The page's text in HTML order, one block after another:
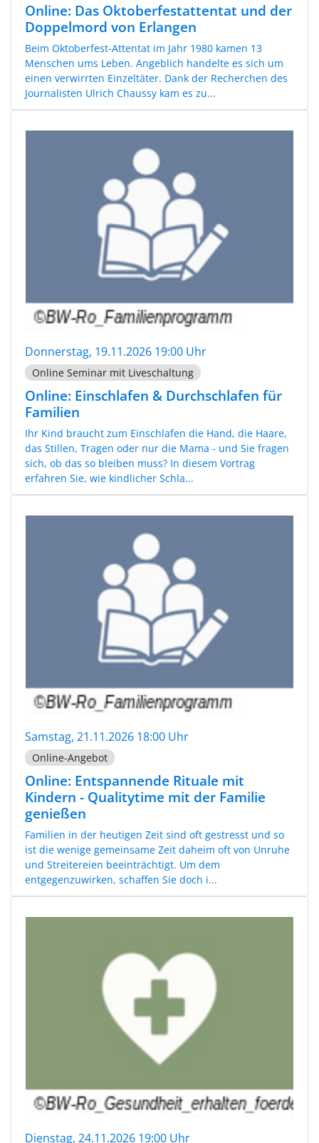
Online: Das Oktoberfestattentat und der
Doppelmord von Erlangen
Beim Oktoberfest-Attentat im Jahr 1980 kamen 13
Menschen ums Leben. Angeblich handelte es sich um
einen verwirrten Einzeltäter. Dank der Recherchen des
Journalisten Ulrich Chaussy kam es zu...
Donnerstag, 19.11.2026 19:00 Uhr
Online Seminar mit Liveschaltung
Online: Einschlafen & Durchschlafen für
Familien
Ihr Kind braucht zum Einschlafen die Hand, die Haare,
das Stillen, Tragen oder nur die Mama - und Sie fragen
sich, ob das so bleiben muss? In diesem Vortrag
erfahren Sie, wie kindlicher Schla...
Samstag, 21.11.2026 18:00 Uhr
Online-Angebot
Online: Entspannende Rituale mit
Kindern - Qualitytime mit der Familie
genießen
Familien in der heutigen Zeit sind oft gestresst und so
ist die wenige gemeinsame Zeit daheim oft von Unruhe
und Streitereien beeinträchtigt. Um dem
entgegenzuwirken, schaffen Sie doch i...
Dienstag, 24.11.2026 19:00 Uhr